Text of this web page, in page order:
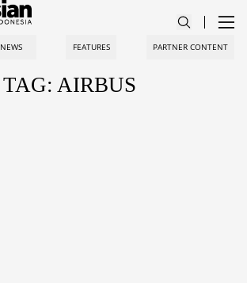
NEWS FEATURES PARTNER CONTENT
TAG: AIRBUS